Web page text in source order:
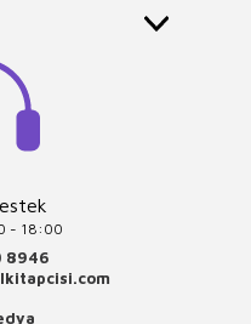
- 18:00
8946